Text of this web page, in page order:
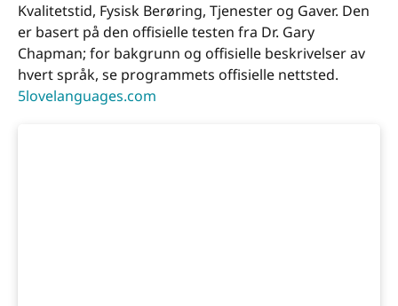
Kvalitetstid, Fysisk Berøring, Tjenester og Gaver. Den
er basert på den offisielle testen fra Dr. Gary
Chapman; for bakgrunn og offisielle beskrivelser av
hvert språk, se programmets offisielle nettsted.
5lovelanguages.com